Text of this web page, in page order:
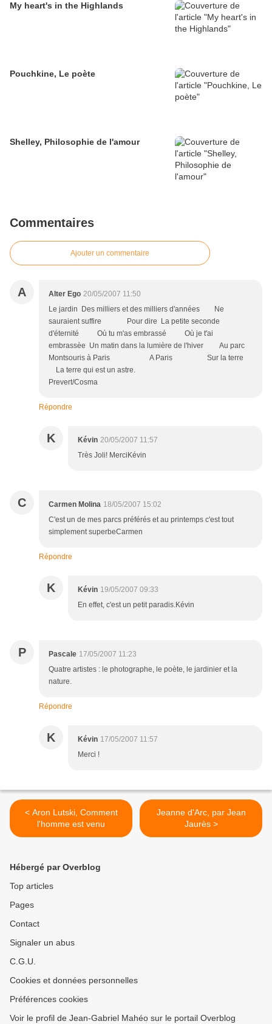
My heart's in the Highlands
Pouchkine, Le poète
Shelley, Philosophie de l'amour
Commentaires
Ajouter un commentaire
A Alter Ego 20/05/2007 11:50
Le jardin Des milliers et des milliers d'années Ne
sauraient suffire Pour dire La petite seconde
d'éternité Où tu m'as embrassé Où je t'ai
embrassèe Un matin dans la lumière de l'hiver Au parc
Montsouris à Paris A Paris Sur la terre
La terre qui est un astre.
Prevert/Cosma
Répondre
K Kévin 20/05/2007 11:57
Très Joli! MerciKévin
C Carmen Molina 18/05/2007 15:02
C'est un de mes parcs préférés et au printemps c'est tout
simplement superbeCarmen
Répondre
K Kévin 19/05/2007 09:33
En effet, c'est un petit paradis.Kévin
P Pascale 17/05/2007 11:23
Quatre artistes : le photographe, le poète, le jardinier et la
nature.
Répondre
K Kévin 17/05/2007 11:57
Merci !
< Aron Lutski, Comment
l'homme est venu
Jeanne d'Arc, par Jean
Jaurès >
Hébergé par Overblog
Top articles
Pages
Contact
Signaler un abus
C.G.U.
Cookies et données personnelles
Préférences cookies
Voir le profil de Jean-Gabriel Mahéo sur le portail Overblog